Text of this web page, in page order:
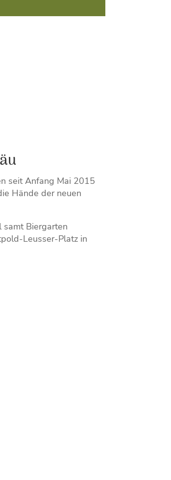
seit Anfang Mai 2015
Hände der neuen
samt Biergarten
Leusser-Platz in